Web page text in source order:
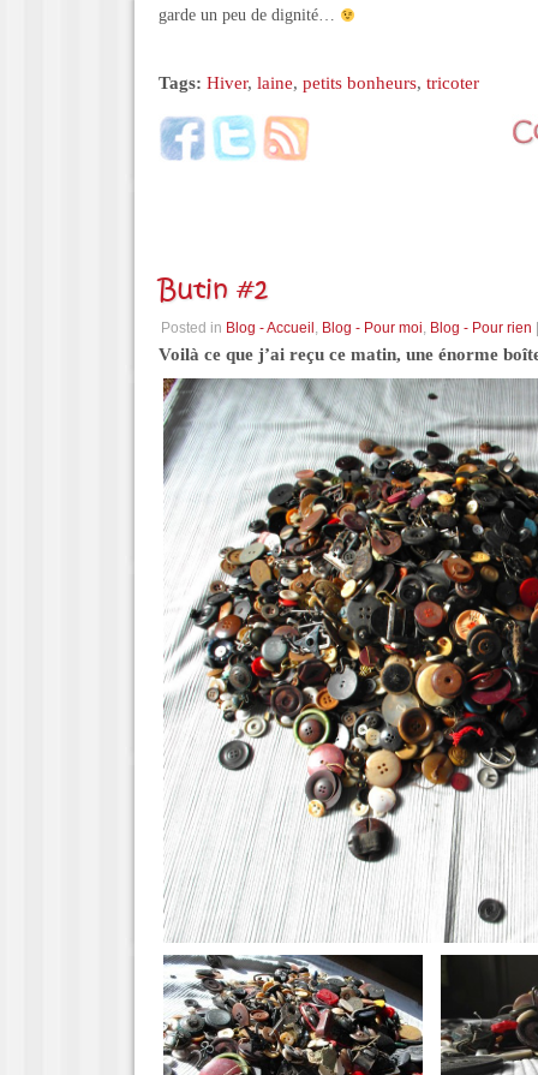
garde un peu de dignité…
Tags: Hiver, laine, petits bonheurs, tricoter
Butin #2
Posted in Blog - Accueil , Blog - Pour moi, Blog - Pour rien
Voilà ce que j’ai reçu ce matin, une énorme